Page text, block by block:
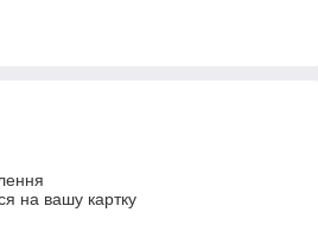
на вашу картку